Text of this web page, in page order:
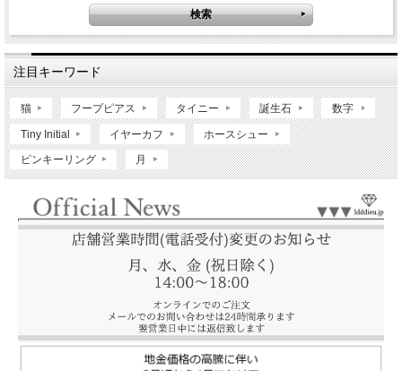
注目キーワード
猫 フープピアス タイニー 誕生石 数字
Tiny Initial イヤーカフ ホースシュー
ピンキーリング 月